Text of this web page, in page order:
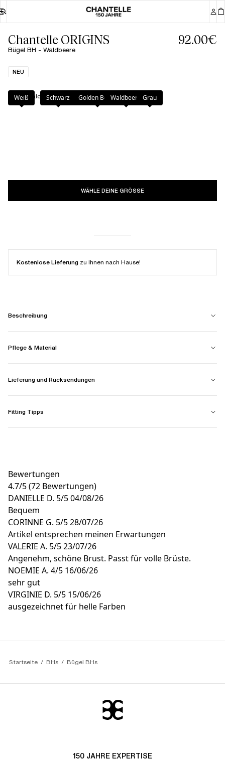
Chantelle ORIGINS
Bügel BH - Waldbeere
92.00€
NEU
Farbe:Waldbeere
Weiß Schwarz Golden BeigeWaldbeere Grau
WÄHLE DEINE GRÖSSE
Kostenlose Lieferung zu Ihnen nach Hause!
Beschreibung
Pflege & Material
Lieferung und Rücksendungen
Fitting Tipps
Bewertungen
4.7/5(72 Bewertungen)
DANIELLE D. 5/504/08/26
Bequem
CORINNE G. 5/528/07/26
Artikel entsprechen meinen Erwartungen
VALERIE A. 5/523/07/26
Angenehm, schöne Brust. Passt für volle Brüste.
NOEMIE A. 4/5 16/06/26
sehr gut
VIRGINIE D. 5/5 15/06/26
ausgezeichnet für helle Farben
Startseite BHs Bügel BHs
150 JAHRE EXPERTISE